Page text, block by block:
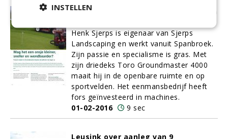
Mag het een onsje kleiner, sneller en
Henk Sjerps is eigenaar van Sjerps
Landscaping en werkt vanuit Spanbroek.
Zijn passie en specialisme is gras. Met
zijn driedeks Toro Groundmaster 4000
maait hij in de openbare ruimte en op
sportvelden. Het eenmansbedrijf heeft
fors geïnvesteerd in machines.
01-02-2016
9 sec
Leusink over aanleg van 9
INSTELLEN